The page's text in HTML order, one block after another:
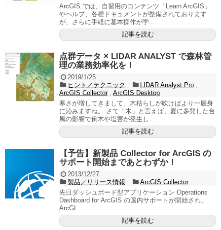
ArcGIS では、自習用のコンテンツ「Learn ArcGIS」
やヘルプ、各種ドキュメントが整備されております
が、さらに手軽に基本操作が学...
記事を読む
点群データ × LIDAR ANALYST で森林管
理の業務効率化を！
2019/1/25
ヒント／テクニック
LIDAR Analyst Pro,
ArcGIS Collector, ArcGIS Desktop
寒さが増してきまして、木枯らしが吹けばより一層身
に沁みますね。 さて「木」と言えば、夏に多発した台
風の影響で倒木や塩害が発生し...
記事を読む
【予告】新製品 Collector for ArcGIS の
サポート開始まであとわずか！
2013/12/27
製品／リリース情報
ArcGIS Collector
先日ダッシュボード型アプリケーション Operations
Dashboard for ArcGIS の国内サポートが開始され、
ArcGI...
記事を読む